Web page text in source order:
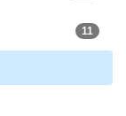
11